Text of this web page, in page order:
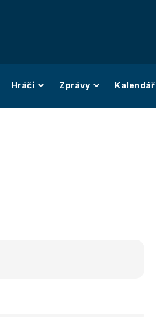
Hráči Zprávy